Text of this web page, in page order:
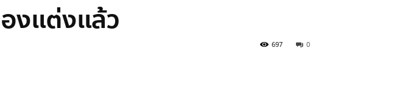
งแต่งแล้ว
0
697